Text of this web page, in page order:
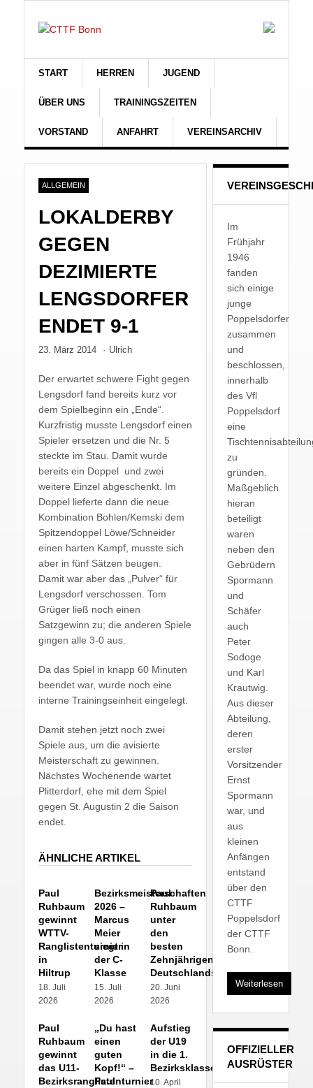
START HERREN JUGEND
ÜBER UNS TRAININGSZEITEN
VORSTAND ANFAHRT VEREINSARCHIV
ALLGEMEIN
LOKALDERBY
GEGEN
DEZIMIERTE
LENGSDORFER
ENDET 9-1
23. März 2014 · Ulrich
Der erwartet schwere Fight gegen
Lengsdorf fand bereits kurz vor
dem Spielbeginn ein „Ende“.
Kurzfristig musste Lengsdorf einen
Spieler ersetzen und die Nr. 5
steckte im Stau. Damit wurde
bereits ein Doppel und zwei
weitere Einzel abgeschenkt. Im
Doppel lieferte dann die neue
Kombination Bohlen/Kemski dem
Spitzendoppel Löwe/Schneider
einen harten Kampf, musste sich
aber in fünf Sätzen beugen.
Damit war aber das „Pulver“ für
Lengsdorf verschossen. Tom
Grüger ließ noch einen
Satzgewinn zu; die anderen Spiele
gingen alle 3-0 aus.
Da das Spiel in knapp 60 Minuten
beendet war, wurde noch eine
interne Trainingseinheit eingelegt.
Damit stehen jetzt noch zwei
Spiele aus, um die avisierte
Meisterschaft zu gewinnen.
Nächstes Wochenende wartet
Plitterdorf, ehe mit dem Spiel
gegen St. Augustin 2 die Saison
endet.
ÄHNLICHE ARTIKEL
Paul
Ruhbaum
gewinnt
WTTV-
Ranglistenturnier
in
Hiltrup
18. Juli
2026
Bezirksmeisterschaften
2026 –
Marcus
Meier
siegt in
der C-
Klasse
15. Juli
2026
Paul
Ruhbaum
unter
den
besten
Zehnjährigen
Deutschlands
20. Juni
2026
Paul
Ruhbaum
gewinnt
das U11-
Bezirksranglistenturnier
„Du hast
einen
guten
Kopf!“ –
Paul
Aufstieg
der U19
in die 1.
Bezirksklasse!
10. April
Im
Frühjahr
1946
fanden
sich einige
junge
Poppelsdorfer
zusammen
und
beschlossen,
innerhalb
des Vfl
Poppelsdorf
eine
zu
gründen.
Maßgeblich
hieran
beteiligt
waren
neben den
Gebrüdern
Spormann
und
Schäfer
auch
Peter
Sodoge
und Karl
Krautwig.
Aus dieser
Abteilung,
deren
erster
Vorsitzender
Ernst
Spormann
war, und
aus
kleinen
Anfängen
entstand
über den
CTTF
Poppelsdorf
der CTTF
Bonn.
Weiterlesen
OFFIZIELLER
AUSRÜSTER